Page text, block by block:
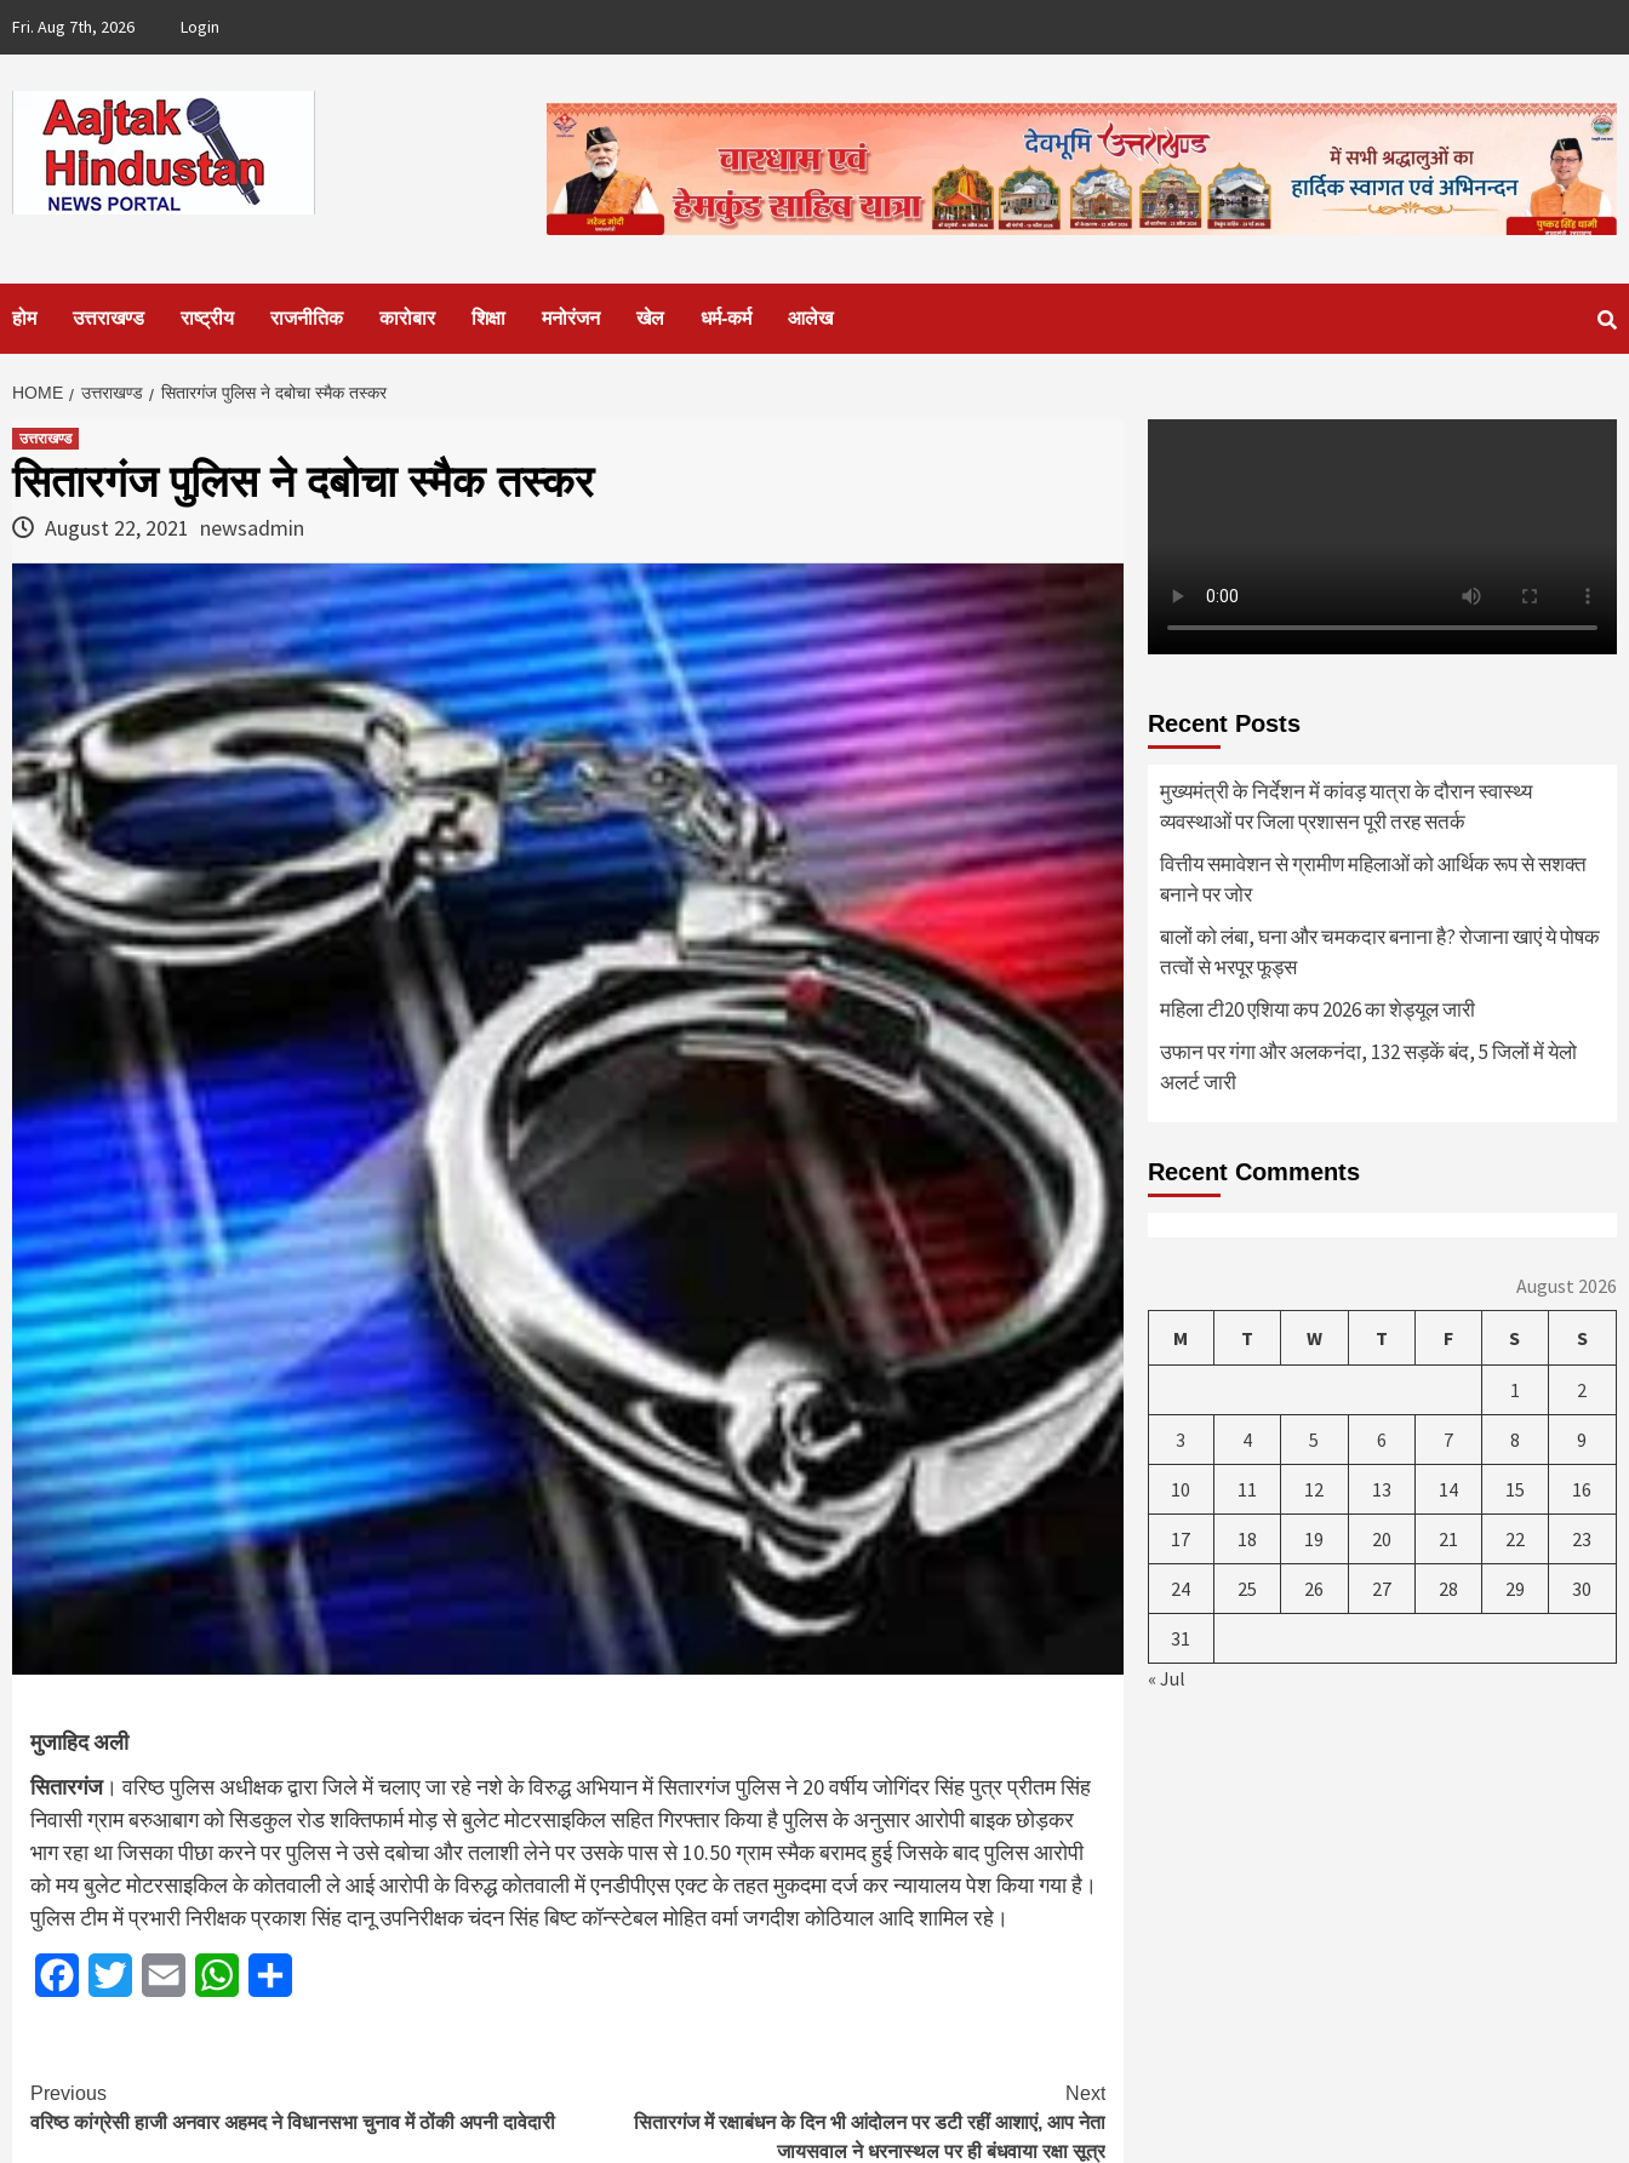
Fri. Aug 7th, 2026 Login
होम उत्तराखण्ड राष्ट्रीय राजनीतिक कारोबार शिक्षा मनोरंजन खेल धर्म-कर्म आलेख
HOME उत्तराखण्ड सितारगंज पुलिस ने दबोचा स्मैक तस्कर
उत्तराखण्ड
सितारगंज पुलिस ने दबोचा स्मैक तस्कर
August 22, 2021 newsadmin
मुजाहिद अली
सितारगंज। वरिष्ठ पुलिस अधीक्षक द्वारा जिले में चलाए जा रहे नशे के विरुद्ध अभियान में सितारगंज पुलिस ने 20 वर्षीय जोगिंदर सिंह पुत्र प्रीतम सिंह
निवासी ग्राम बरुआबाग को सिडकुल रोड शक्तिफार्म मोड़ से बुलेट मोटरसाइकिल सहित गिरफ्तार किया है पुलिस के अनुसार आरोपी बाइक छोड़कर
भाग रहा था जिसका पीछा करने पर पुलिस ने उसे दबोचा और तलाशी लेने पर उसके पास से 10.50 ग्राम स्मैक बरामद हुई जिसके बाद पुलिस आरोपी
को मय बुलेट मोटरसाइकिल के कोतवाली ले आई आरोपी के विरुद्ध कोतवाली में एनडीपीएस एक्ट के तहत मुकदमा दर्ज कर न्यायालय पेश किया गया है।
पुलिस टीम में प्रभारी निरीक्षक प्रकाश सिंह दानू उपनिरीक्षक चंदन सिंह बिष्ट कॉन्स्टेबल मोहित वर्मा जगदीश कोठियाल आदि शामिल रहे।
FacebookTwitter Email WhatsApp
Continue
Reading
Previous
वरिष्ठ कांग्रेसी हाजी अनवार अहमद ने विधानसभा चुनाव में ठोंकी अपनी दावेदारी
Next
सितारगंज में रक्षाबंधन के दिन भी आंदोलन पर डटी रहीं आशाएं, आप नेता
जायसवाल ने धरनास्थल पर ही बंधवाया रक्षा सूत्र
Recent Posts
मुख्यमंत्री के निर्देशन में कांवड़ यात्रा के दौरान स्वास्थ्य
व्यवस्थाओं पर जिला प्रशासन पूरी तरह सतर्क
वित्तीय समावेशन से ग्रामीण महिलाओं को आर्थिक रूप से सशक्त
बनाने पर जोर
बालों को लंबा, घना और चमकदार बनाना है? रोजाना खाएं ये पोषक
तत्वों से भरपूर फूड्स
महिला टी20 एशिया कप 2026 का शेड्यूल जारी
उफान पर गंगा और अलकनंदा, 132 सड़कें बंद, 5 जिलों में येलो
अलर्ट जारी
Recent Comments
August 2026
M T W T F S S
1 2
3 4 5 6 7 8 9
10 11 12 13 14 15 16
17 18 19 20 21 22 23
24 25 26 27 28 29 30
31
« Jul